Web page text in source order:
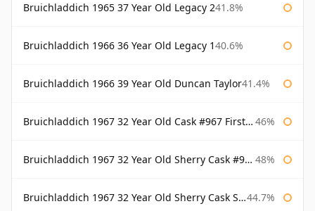
Bruichladdich 1965 37 Year Old Legacy 241.8%
Bruichladdich 1966 36 Year Old Legacy 140.6%
Bruichladdich 1966 39 Year Old Duncan Taylor41.4%
Bruichladdich 1967 32 Year Old Cask #967 First Cask 46%
Bruichladdich 1967 32 Year Old Sherry Cask #968 Signatory Wooden Box 48%
Bruichladdich 1967 32 Year Old Sherry Cask Signatory 44.7%